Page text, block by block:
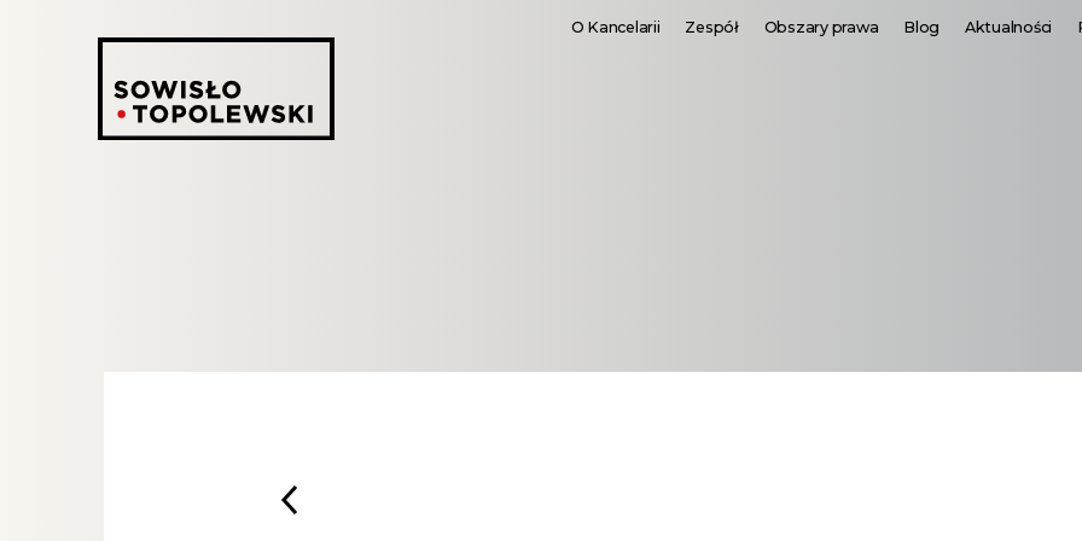
O Kancelarii Zespół Obszary prawa Blog Aktualności